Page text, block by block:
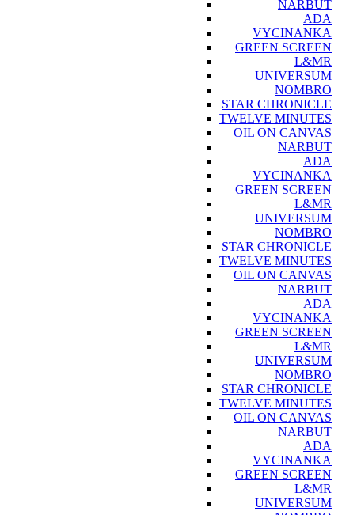
NARBUT
ADA
VYCINANKA
GREEN SCREEN
L&MR
UNIVERSUM
NOMBRO
STAR CHRONICLE
TWELVE MINUTES
OIL ON CANVAS
NARBUT
ADA
VYCINANKA
GREEN SCREEN
L&MR
UNIVERSUM
NOMBRO
STAR CHRONICLE
TWELVE MINUTES
OIL ON CANVAS
NARBUT
ADA
VYCINANKA
GREEN SCREEN
L&MR
UNIVERSUM
NOMBRO
STAR CHRONICLE
TWELVE MINUTES
OIL ON CANVAS
NARBUT
ADA
VYCINANKA
GREEN SCREEN
L&MR
UNIVERSUM